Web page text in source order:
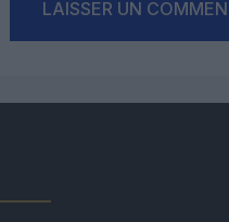
LAISSER UN